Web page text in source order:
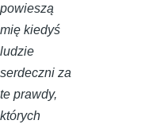
powieszą
mię kiedyś
ludzie
serdeczni za
te prawdy,
których